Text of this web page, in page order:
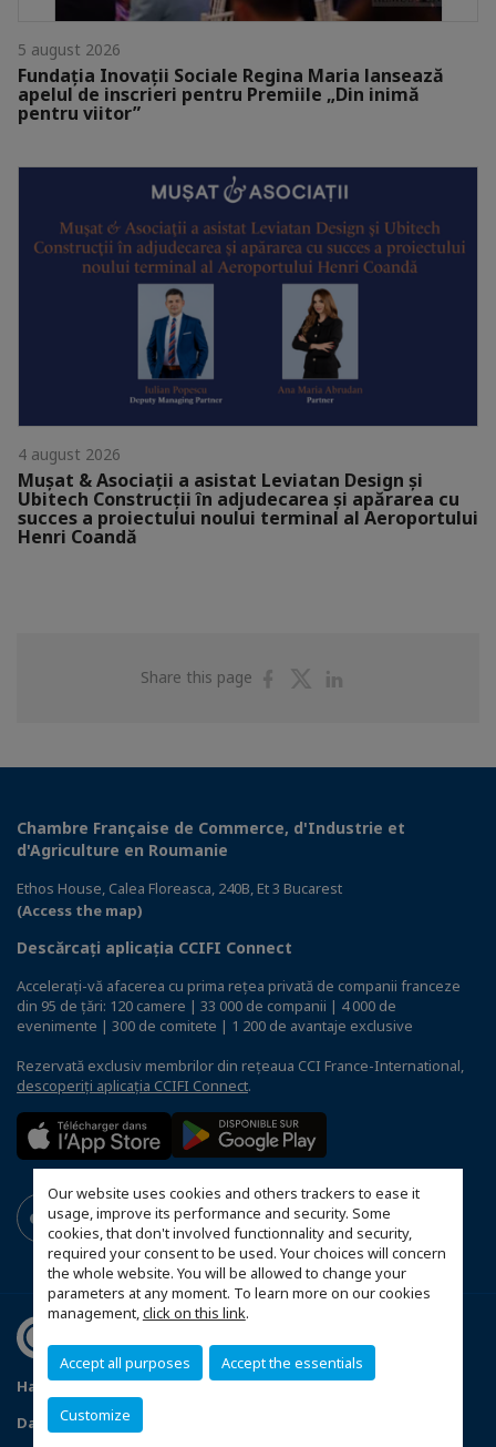
Our website uses cookies and others trackers to ease it
usage, improve its performance and security. Some
cookies, that don't involved functionnality and security,
required your consent to be used. Your choices will concern
the whole website. You will be allowed to change your
parameters at any moment. To learn more on our cookies
management,click on this link.
Accept all purposes Accept the essentials
Customize
5 august 2026
Fundația Inovații Sociale Regina Maria lansează
apelul de inscrieri pentru Premiile „Din inimă
pentru viitor”
4 august 2026
Mușat & Asociații a asistat Leviatan Design și
Ubitech Construcții în adjudecarea și apărarea cu
succes a proiectului noului terminal al Aeroportului
Henri Coandă
Share this page
ShareShare
Chambre Française de Commerce, d'Industrie et
d'Agriculture en Roumanie
Ethos House, Calea Floreasca, 240B, Et 3 Bucarest
(Access the map)
Descărcați aplicația CCIFI Connect
Accelerați-vă afacerea cu prima rețea privată de companii franceze
din 95 de țări: 120 camere | 33 000 de companii | 4 000 de
evenimente | 300 de comitete | 1 200 de avantaje exclusive
Rezervată exclusiv membrilor din rețeaua CCI France-International,
descoperiți aplicația CCIFI Connect.
Harta site-ului Statut CCIFER
Mentiuni legale
Date cu caracter personal